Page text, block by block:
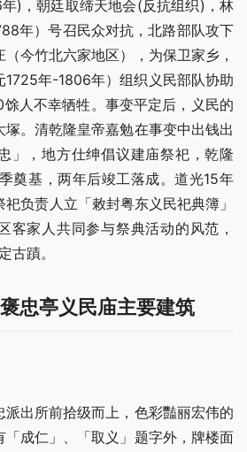
)，朝廷取缔天地会(反抗组织)，林
年）号召民众对抗，北路部队攻下
今竹北六家地区），为保卫家乡，
1725年-1806年）组织义民部队协助
人不幸牺牲。事变平定后，义民的
。清乾隆皇帝嘉勉在事变中出钱出
」，地方仕绅倡议建庙祭祀，乾隆
奠基，两年后竣工落成。道光15年
负责人立「敕封粤东义民祀典簿」
客家人共同参与祭典活动的风范，
古蹟。
忠亭义民庙主要建筑
出所前拾级而上，色彩豔丽宏伟的
「成仁」、「取义」题字外，牌楼面